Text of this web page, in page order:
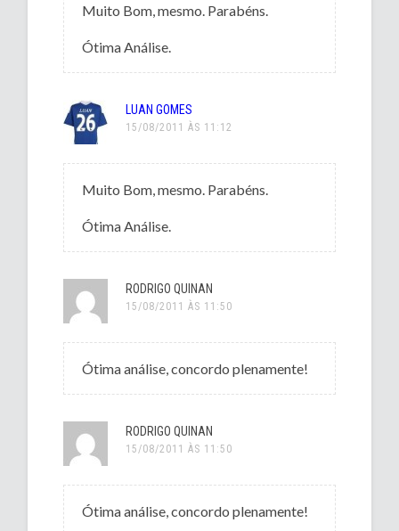
Muito Bom, mesmo. Parabéns.
Ótima Análise.
LUAN GOMES
15/08/2011 ÀS 11:12
Muito Bom, mesmo. Parabéns.
Ótima Análise.
RODRIGO QUINAN
15/08/2011 ÀS 11:50
Ótima análise, concordo plenamente!
RODRIGO QUINAN
15/08/2011 ÀS 11:50
Ótima análise, concordo plenamente!